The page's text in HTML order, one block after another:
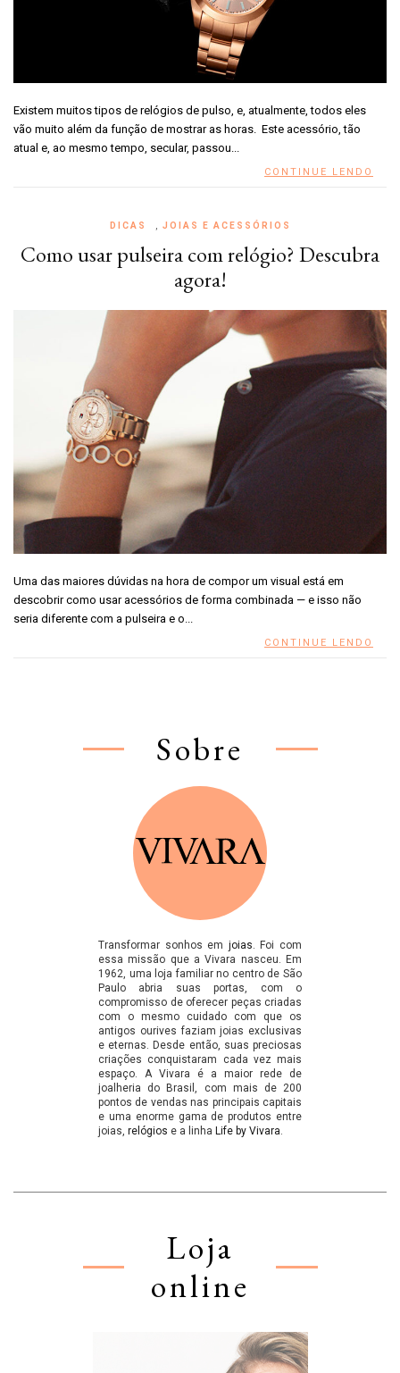
Existem muitos tipos de relógios de pulso, e, atualmente, todos eles
vão muito além da função de mostrar as horas. Este acessório, tão
atual e, ao mesmo tempo, secular, passou...
CONTINUE LENDO
DICAS JOIAS E ACESSÓRIOS
Como usar pulseira com relógio? Descubra
agora!
Uma das maiores dúvidas na hora de compor um visual está em
descobrir como usar acessórios de forma combinada — e isso não
seria diferente com a pulseira e o...
CONTINUE LENDO
Sobre
Transformar sonhos em joias. Foi com
essa missão que a Vivara nasceu. Em
1962, uma loja familiar no centro de São
Paulo abria suas portas, com o
compromisso de oferecer peças criadas
com o mesmo cuidado com que os
antigos ourives faziam joias exclusivas
e eternas. Desde então, suas preciosas
criações conquistaram cada vez mais
espaço. A Vivara é a maior rede de
joalheria do Brasil, com mais de 200
pontos de vendas nas principais capitais
e uma enorme gama de produtos entre
joias, relógios e a linha Life by Vivara.
Loja
online